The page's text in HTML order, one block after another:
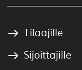
Tilaajille
Sijoittajille